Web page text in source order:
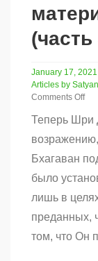
(часть
January 17, 2021
Articles by
Comments Off
Бхагаван,
милость
и
страдания
в
материальном
(часть
4)
Теперь Шри
Бхагаван
было
лишь в
преданных,
том, что Он